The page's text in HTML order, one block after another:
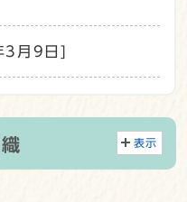
月9日]
表示